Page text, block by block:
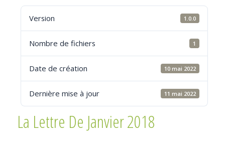
Version 1.0.0
Nombre de fichiers 1
Date de création 10 mai 2022
Dernière mise à jour 11 mai 2022
La Lettre De Janvier 2018